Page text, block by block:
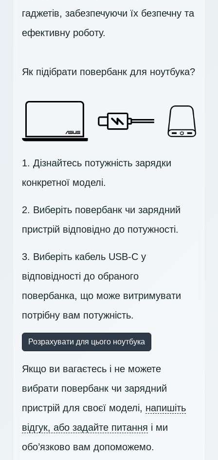
гаджетів, забезпечуючи їх безпечну та
ефективну роботу.
Як підібрати повербанк для ноутбука?
1. Дізнайтесь потужність зарядки
конкретної моделі.
2. Виберіть повербанк чи зарядний
пристрій відповідно до потужності.
3. Виберіть кабель USB-C у
відповідності до обраного
повербанка, що може витримувати
потрібну вам потужність.
Розрахувати для цього ноутбука
Якщо ви вагаєтесь і не можете
вибрати повербанк чи зарядний
пристрій для своєї моделі, напишіть
відгук, або задайте питання і ми
обо’язково вам допоможемо.